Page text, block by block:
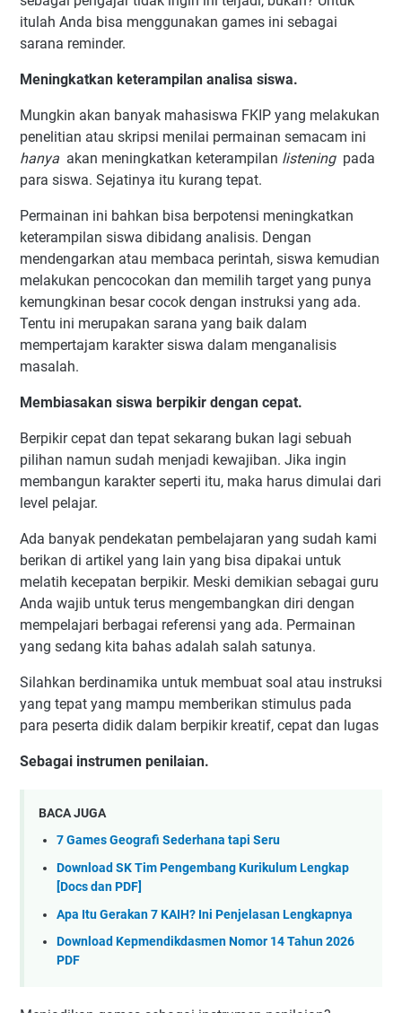
itulah Anda bisa menggunakan games ini sebagai
sarana reminder.
Meningkatkan keterampilan analisa siswa.
Mungkin akan banyak mahasiswa FKIP yang melakukan
penelitian atau skripsi menilai permainan semacam ini
hanya akan meningkatkan keterampilan listening pada
para siswa. Sejatinya itu kurang tepat.
Permainan ini bahkan bisa berpotensi meningkatkan
keterampilan siswa dibidang analisis. Dengan
mendengarkan atau membaca perintah, siswa kemudian
melakukan pencocokan dan memilih target yang punya
kemungkinan besar cocok dengan instruksi yang ada.
Tentu ini merupakan sarana yang baik dalam
mempertajam karakter siswa dalam menganalisis
masalah.
Membiasakan siswa berpikir dengan cepat.
Berpikir cepat dan tepat sekarang bukan lagi sebuah
pilihan namun sudah menjadi kewajiban. Jika ingin
membangun karakter seperti itu, maka harus dimulai dari
level pelajar.
Ada banyak pendekatan pembelajaran yang sudah kami
berikan di artikel yang lain yang bisa dipakai untuk
melatih kecepatan berpikir. Meski demikian sebagai guru
Anda wajib untuk terus mengembangkan diri dengan
mempelajari berbagai referensi yang ada. Permainan
yang sedang kita bahas adalah salah satunya.
Silahkan berdinamika untuk membuat soal atau instruksi
yang tepat yang mampu memberikan stimulus pada
para peserta didik dalam berpikir kreatif, cepat dan lugas
Sebagai instrumen penilaian.
BACA JUGA
7 Games Geografi Sederhana tapi Seru
Download SK Tim Pengembang Kurikulum Lengkap
[Docs dan PDF]
Apa Itu Gerakan 7 KAIH? Ini Penjelasan Lengkapnya
Download Kepmendikdasmen Nomor 14 Tahun 2026
PDF